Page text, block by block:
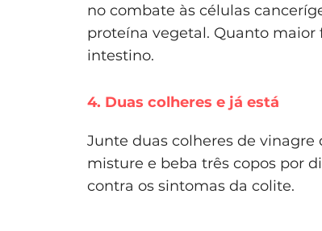
no combate às células
proteína vegetal. Quanto
intestino.
4. Duas colheres e já está
Junte duas colheres de
misture e beba três copos por
contra os sintomas da colite.